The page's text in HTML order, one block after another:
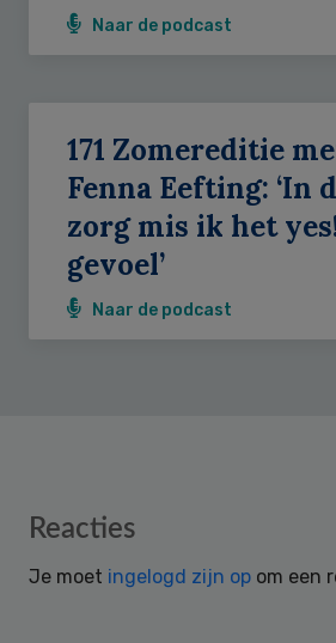
Naar de podcast
171 Zomereditie
Fenna Eefting: ‘In
zorg mis ik het
gevoel’
Naar de podcast
Reader
Reacties
Je moet ingelogd zijn op om een